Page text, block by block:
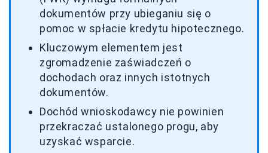
dokumentów przy ubieganiu się o
pomoc w spłacie kredytu hipotecznego.
Kluczowym elementem jest
zgromadzenie zaświadczeń o
dochodach oraz innych istotnych
dokumentów.
Dochód wnioskodawcy nie powinien
przekraczać ustalonego progu, aby
uzyskać wsparcie.